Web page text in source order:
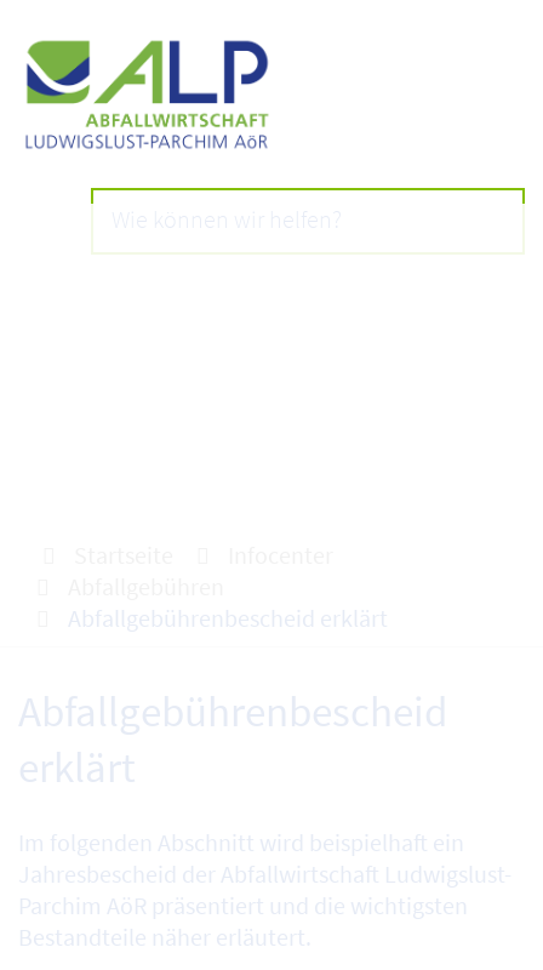
Abfallgebührenbescheid erklärt
Abfallgebührenbescheid
erklärt
Im folgenden Abschnitt wird beispielhaft ein
Jahresbescheid der Abfallwirtschaft Ludwigslust-
Parchim AöR präsentiert und die wichtigsten
Bestandteile näher erläutert.